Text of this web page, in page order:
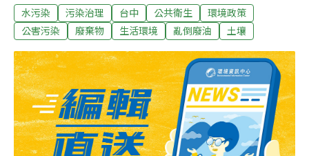
器，追查到底是誰偷倒廢油。位於台中后里區的這塊農
地，可以明顯看到一整片黑色的油汙，而且已經滲入土
日巡田的時候看到這嚇人的景象，趕緊通知環保單位幫忙
處理。台中市環保局表示， 受到汙染的農田面積大約半個
籃球場大，味道相當刺鼻，初步判斷應該是工廠廢油，第
一時間已經緊急用吸油棉清除部分的油汙。
水污染 污染治理 台中 公共衛生
環境政策
公害污染
廢棄物 生活環境 亂倒廢油 土壤